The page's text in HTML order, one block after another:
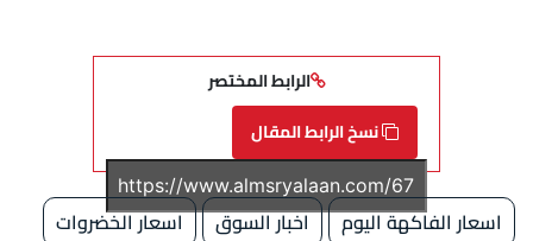
الرابط المختصر
نسخ الرابط المقال
اسعار الفاكهة اليوم اخبار السوق
اسعار الخضروات